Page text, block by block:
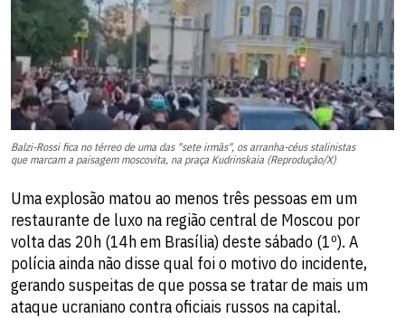
Balzi-Rossi fica no térreo de uma das "sete irmãs", os arranha-céus stalinistas
que marcam a paisagem moscovita, na praça Kudrinskaia (Reprodução/X)
Uma explosão matou ao menos três pessoas em um
restaurante de luxo na região central de Moscou por
volta das 20h (14h em Brasília) deste sábado (1º). A
polícia ainda não disse qual foi o motivo do incidente,
gerando suspeitas de que possa se tratar de mais um
ataque ucraniano contra oficiais russos na capital.